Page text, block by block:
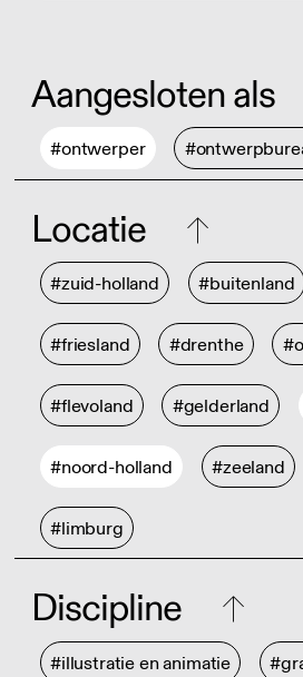
Aangesloten als
#ontwerper
Locatie
#zuid-holland #buitenland
#friesland #drenthe
#flevoland #gelderland
#noord-holland #zeeland
#limburg
Discipline
#illustratie en animatie